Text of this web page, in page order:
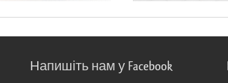
Напишіть нам у Facebook